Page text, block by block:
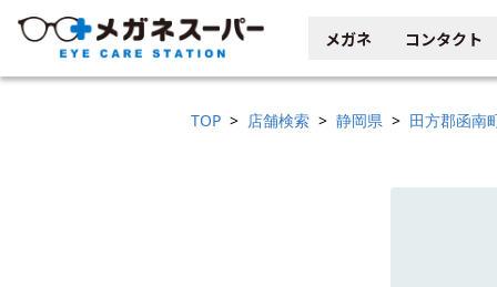
メガネ コンタクト
TOP 店舗検索 静岡県 田方郡函南